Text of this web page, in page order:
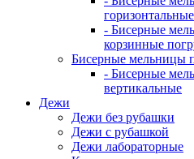
- Бисерные
корзинные
Бисерные мельницы
- Бисерные
вертикальные
Дежи
Дежи без рубашки
Дежи с рубашкой
Дежи лабораторные